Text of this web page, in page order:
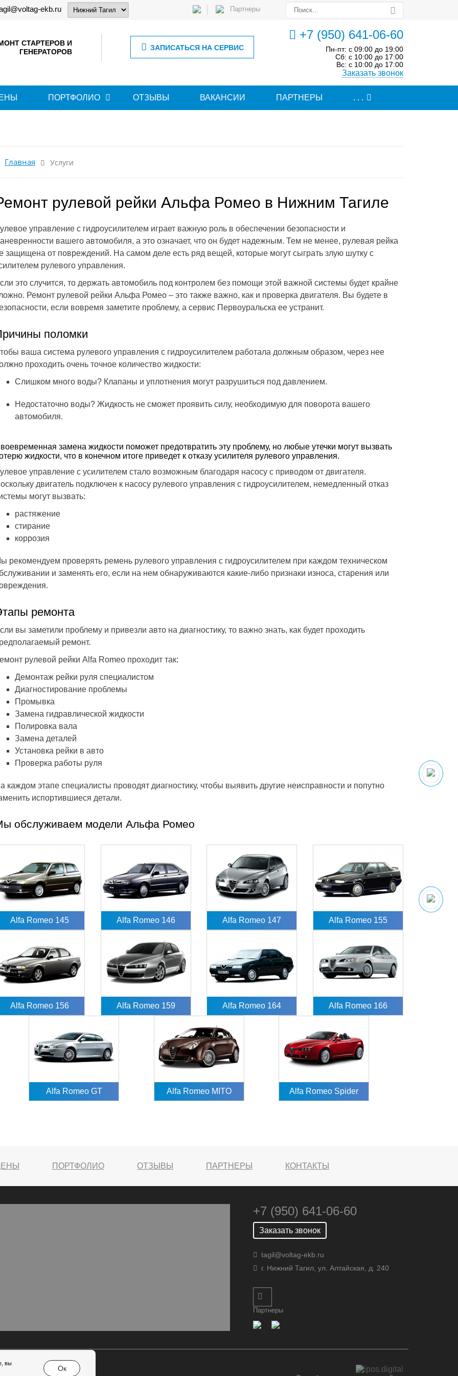
ekb.ru Партнеры
+7 (950) 641-06-60
Пн-пт: с 09:00 до 19:00
Сб: с 10:00 до 17:00
Вс: с 10:00 до 17:00
Заказать звонок
ЗАПИСАТЬСЯ НА СЕРВИС
СТАРТЕРОВ И
ГЕНЕРАТОРОВ
ПОРТФОЛИО ОТЗЫВЫ ВАКАНСИИ ПАРТНЕРЫ . . .
Главная Услуги
рулевой рейки Альфа Ромео в Нижним Тагиле
управление с гидроусилителем играет важную роль в обеспечении безопасности и
вашего автомобиля, а это означает, что он будет надежным. Тем не менее, рулевая рейка
защищена от повреждений. На самом деле есть ряд вещей, которые могут сыграть злую шутку с
рулевого управления.
это случится, то держать автомобиль под контролем без помощи этой важной системы будет крайне
Ремонт рулевой рейки Альфа Ромео – это также важно, как и проверка двигателя. Вы будете в
если вовремя заметите проблему, а сервис Первоуральска ее устранит.
поломки
ваша система рулевого управления с гидроусилителем работала должным образом, через нее
проходить очень точное количество жидкости:
Слишком много воды? Клапаны и уплотнения могут разрушиться под давлением.
Недостаточно воды? Жидкость не сможет проявить силу, необходимую для поворота вашего
автомобиля.
замена жидкости поможет предотвратить эту проблему, но любые утечки могут вызвать
жидкости, что в конечном итоге приведет к отказу усилителя рулевого управления.
управление с усилителем стало возможным благодаря насосу с приводом от двигателя.
двигатель подключен к насосу рулевого управления с гидроусилителем, немедленный отказ
могут вызвать:
растяжение
стирание
коррозия
рекомендуем проверять ремень рулевого управления с гидроусилителем при каждом техническом
и заменять его, если на нем обнаруживаются какие-либо признаки износа, старения или
ремонта
вы заметили проблему и привезли авто на диагностику, то важно знать, как будет проходить
ремонт.
рулевой рейки Alfa Romeo проходит так:
Демонтаж рейки руля специалистом
Диагностирование проблемы
Промывка
Замена гидравлической жидкости
Полировка вала
Замена деталей
Установка рейки в авто
Проверка работы руля
каждом этапе специалисты проводят диагностику, чтобы выявить другие неисправности и попутно
испортившиеся детали.
обслуживаем модели Альфа Ромео
Alfa Romeo 145 Alfa Romeo 146 Alfa Romeo 147 Alfa Romeo 155
Alfa Romeo 156 Alfa Romeo 159 Alfa Romeo 164 Alfa Romeo 166
Alfa Romeo GT Alfa Romeo MITO Alfa Romeo Spider
ПОРТФОЛИО ОТЗЫВЫ ПАРТНЕРЫ КОНТАКТЫ
+7 (950) 641-06-60
Заказать звонок
tagil@voltag-ekb.ru
г. Нижний Тагил, ул. Алтайская, д. 240
Партнеры
вы
Ок